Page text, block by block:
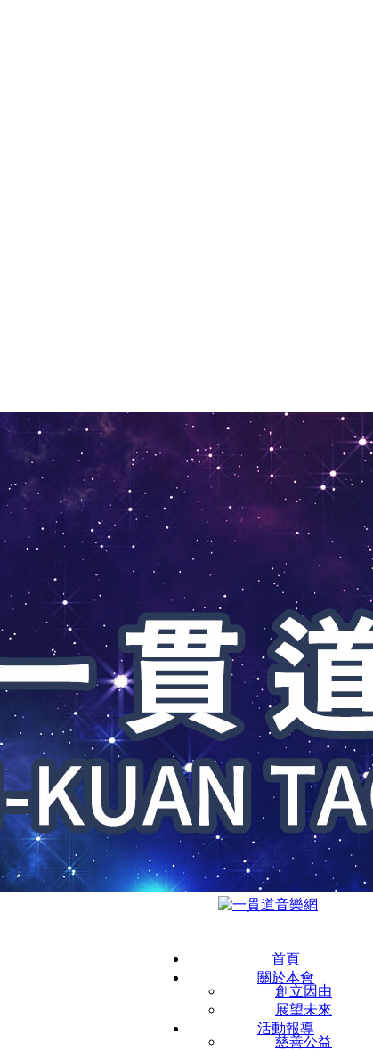
首頁
關於本會
創立因由
展望未來
活動報導
慈善公益